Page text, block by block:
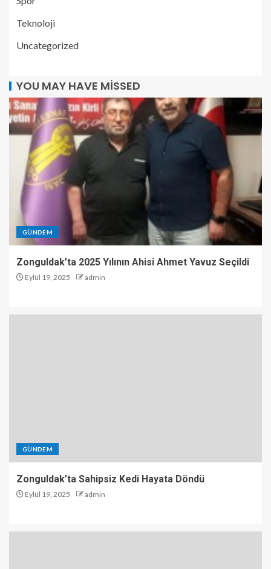
Teknoloji
Uncategorized
YOU MAY HAVE MISSED
GÜNDEM
Zonguldak’ta 2025 Yılının Ahisi Ahmet Yavuz Seçildi
Eylül 19, 2025 admin
GÜNDEM
Zonguldak’ta Sahipsiz Kedi Hayata Döndü
Eylül 19, 2025 admin